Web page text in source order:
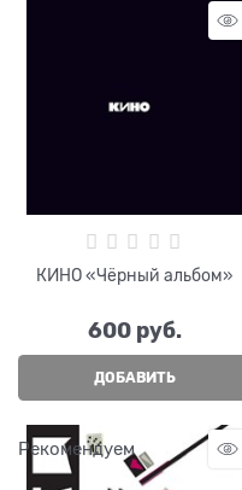
КИНО «Чёрный альбом»
600 руб.
ДОБАВИТЬ
Рекомендуем